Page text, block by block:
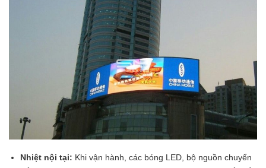
Nhiệt nội tại: Khi vận hành, các bóng LED, bộ nguồn chuyển